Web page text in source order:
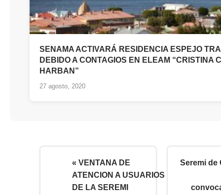
SENAMA ACTIVARÁ RESIDENCIA ESPEJO
DEBIDO A CONTAGIOS EN ELEAM “CRISTINA
HARBAN”
27 agosto, 2020
« VENTANA DE
ATENCION A USUARIOS
DE LA SEREMI
Seremi de